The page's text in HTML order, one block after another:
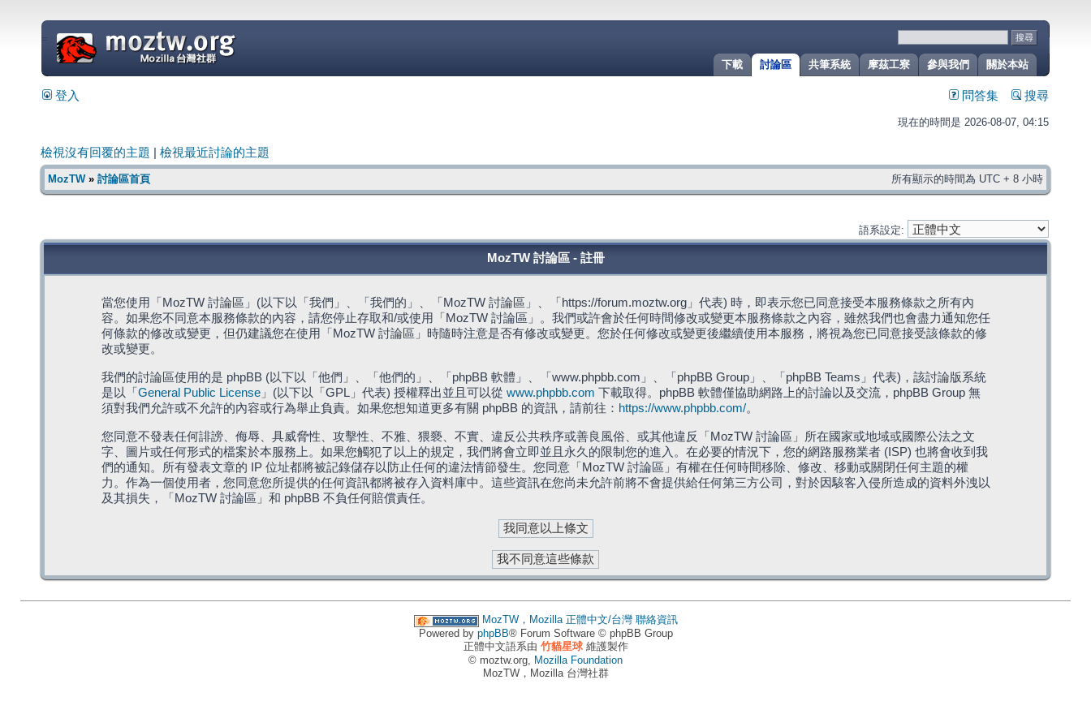
關於本站
參與我們
摩茲工寮
共筆系統
討論區
下載
=
登入 問答集 搜尋
現在的時間是 2026-08-07, 04:15
檢視沒有回覆的主題 檢視最近討論的主題
MozTW» 討論區首頁 所有顯示的時間為 UTC + 8 小時
語系設定:
MozTW 討論區 - 註冊
當您使用「MozTW 討論區」(以下以「我們」、「我們的」、「MozTW 討論區」、「https://forum.moztw.org」代表) 時，即表示您已同意接受本服務條款之所有內
容。如果您不同意本服務條款的內容，請您停止存取和/或使用「MozTW 討論區」。我們或許會於任何時間修改或變更本服務條款之內容，雖然我們也會盡力通知您任
何條款的修改或變更，但仍建議您在使用「MozTW 討論區」時隨時注意是否有修改或變更。您於任何修改或變更後繼續使用本服務，將視為您已同意接受該條款的修
改或變更。
我們的討論區使用的是 phpBB (以下以「他們」、「他們的」、「phpBB 軟體」、「www.phpbb.com」、「phpBB Group」、「phpBB Teams」代表)，該討論版系統
是以「 General Public License」(以下以「GPL」代表) 授權釋出並且可以從 www.phpbb.com 下載取得。phpBB 軟體僅協助網路上的討論以及交流，phpBB Group 無
須對我們允許或不允許的內容或行為舉止負責。如果您想知道更多有關 phpBB 的資訊，請前往： https://www.phpbb.com/。
您同意不發表任何誹謗、侮辱、具威脅性、攻擊性、不雅、猥褻、不實、違反公共秩序或善良風俗、或其他違反「MozTW 討論區」所在國家或地域或國際公法之文
字、圖片或任何形式的檔案於本服務上。如果您觸犯了以上的規定，我們將會立即並且永久的限制您的進入。在必要的情況下，您的網路服務業者 (ISP) 也將會收到我
們的通知。所有發表文章的 IP 位址都將被記錄儲存以防止任何的違法情節發生。您同意「MozTW 討論區」有權在任何時間移除、修改、移動或關閉任何主題的權
力。作為一個使用者，您同意您所提供的任何資訊都將被存入資料庫中。這些資訊在您尚未允許前將不會提供給任何第三方公司，對於因駭客入侵所造成的資料外洩以
及其損失，「MozTW 討論區」和 phpBB 不負任何賠償責任。
MozTW，Mozilla 正體中文/台灣 聯絡資訊
Powered by phpBB® Forum Software © phpBB Group
正體中文語系由 竹貓星球維護製作
© moztw.org, Mozilla Foundation
MozTW，Mozilla 台灣社群